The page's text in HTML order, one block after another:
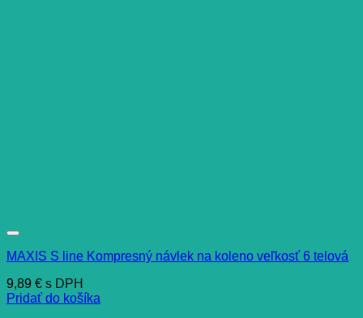
MAXIS S line Kompresný návlek na koleno veľkosť 6 telová
9,89 € s DPH
Pridať do košíka